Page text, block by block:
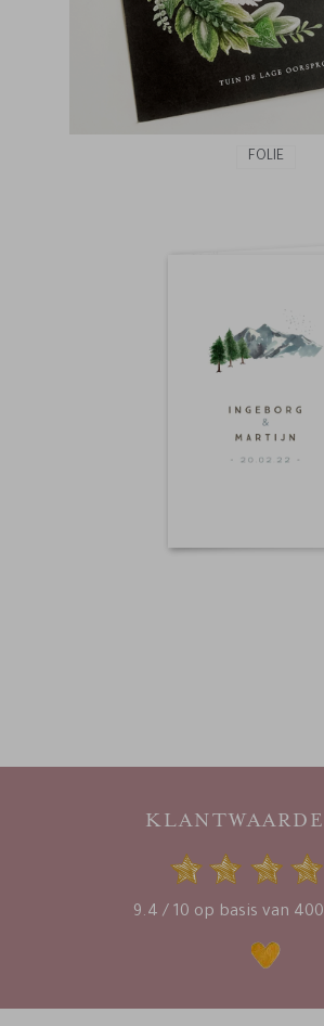
FOLIE
9.4 / 10 op basis van